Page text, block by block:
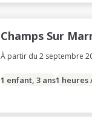
Champs Sur
À partir du 2 septembre
1 enfant, 3 ans1 heures